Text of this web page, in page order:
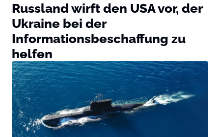
Russland wirft den USA vor, der
Ukraine bei der
Informationsbeschaffung zu
helfen